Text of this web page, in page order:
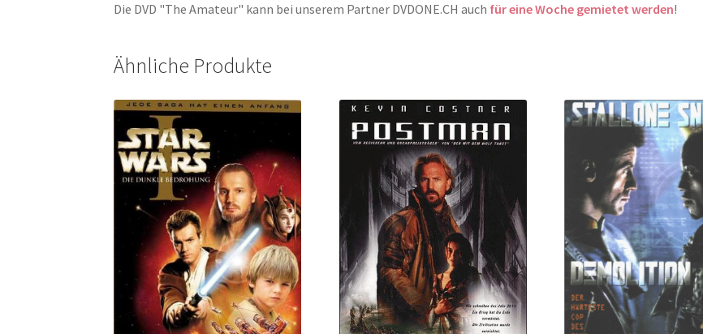
Die DVD "The Amateur" kann bei unserem Partner DVDONE.CH auch für eine Woche gemietet werden!
Ähnliche Produkte